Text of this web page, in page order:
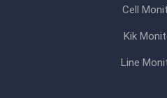
Cell
Kik
Line